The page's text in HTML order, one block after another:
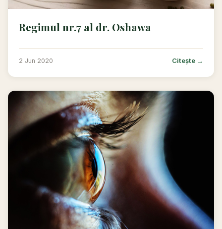
Regimul nr.7 al dr. Oshawa
2 Jun 2020 Citește →